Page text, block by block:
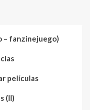
– fanzinejuego)
películas
(II)